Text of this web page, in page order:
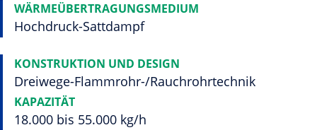
WÄRMEÜBERTRAGUNGSMEDIUM
Hochdruck-Sattdampf
KONSTRUKTION UND DESIGN
Dreiwege-Flammrohr-/Rauchrohrtechnik
KAPAZITÄT
18.000 bis 55.000 kg/h